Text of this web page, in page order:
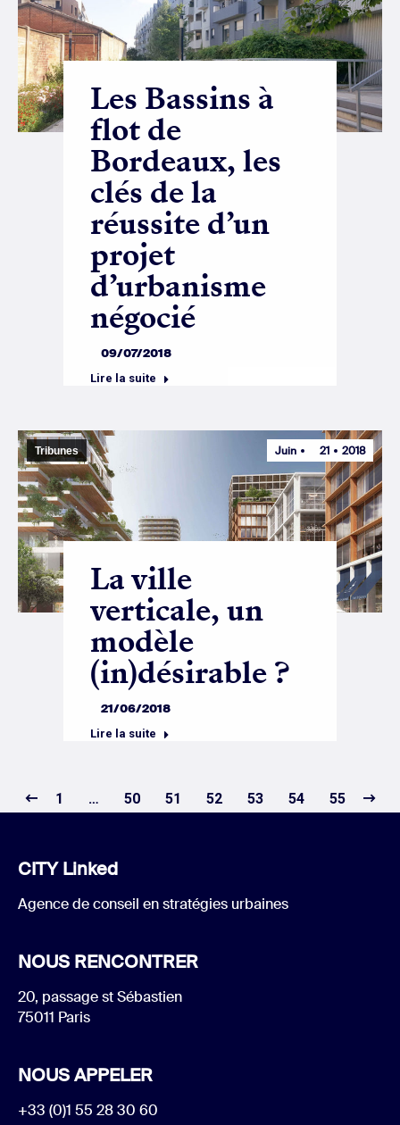
Les Bassins à
flot de
Bordeaux, les
clés de la
réussite d’un
projet
d’urbanisme
négocié
09/07/2018
Lire la suite
Juin 21 2018
Tribunes
La ville
verticale, un
modèle
(in)désirable ?
21/06/2018
Lire la suite
1 … 50 51 52 53 54 55
CITY Linked
Agence de conseil en stratégies urbaines
NOUS RENCONTRER
20, passage st Sébastien
75011 Paris
NOUS APPELER
+33 (0)1 55 28 30 60